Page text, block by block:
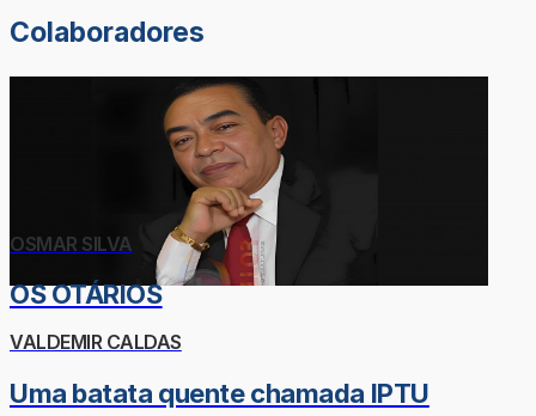
Colaboradores
OSMAR SILVA
OS OTÁRIOS
VALDEMIR CALDAS
Uma batata quente chamada IPTU